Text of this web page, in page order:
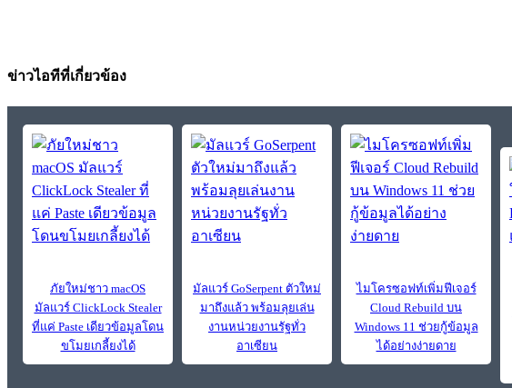
ข่าวไอทีที่เกี่ยวข้อง
ภัยใหม่ชาว macOS
มัลแวร์ ClickLock Stealer
ที่แค่ Paste เดียวข้อมูลโดน
ขโมยเกลี้ยงได้
มัลแวร์ GoSerpent ตัวใหม่
มาถึงแล้ว พร้อมลุยเล่น
งานหน่วยงานรัฐทั่ว
อาเซียน
ไมโครซอฟท์เพิ่มฟีเจอร์
Cloud Rebuild บน
Windows 11 ช่วยกู้ข้อมูล
ได้อย่างง่ายดาย